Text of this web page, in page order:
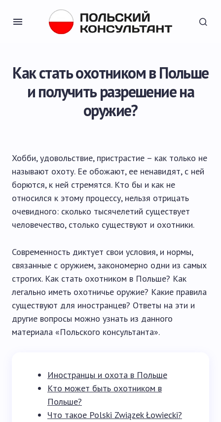
Как стать охотником в Польше
и получить разрешение на
оружие?
Хобби, удовольствие, пристрастие – как только не
называют охоту. Ее обожают, ее ненавидят, с ней
борются, к ней стремятся. Кто бы и как не
относился к этому процессу, нельзя отрицать
очевидного: сколько тысячелетий существует
человечество, столько существуют и охотники.
Современность диктует свои условия, и нормы,
связанные с оружием, закономерно одни из самых
строгих. Как стать охотником в Польше? Как
легально иметь охотничье оружие? Какие правила
существуют для иностранцев? Ответы на эти и
другие вопросы можно узнать из данного
материала «Польского консультанта».
Иностранцы и охота в Польше
Кто может быть охотником в
Польше?
Что такое Polski Związek Łowiecki?